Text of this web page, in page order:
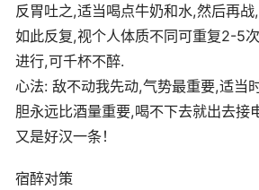
反胃吐之,适当喝点牛奶和水,然后再战
如此反复,视个人体质不同可重复2-5
进行,可千杯不醉.
心法: 敌不动我先动,气势最重要,适当
胆永远比酒量重要,喝不下去就出去接
又是好汉一条！
宿醉对策